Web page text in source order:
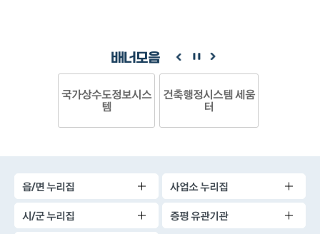
배너모음
국가상수도정보시스
템
건축행정시스템 세움
터
읍/면 누리집
사업소 누리집
시/군 누리집
증평 유관기관